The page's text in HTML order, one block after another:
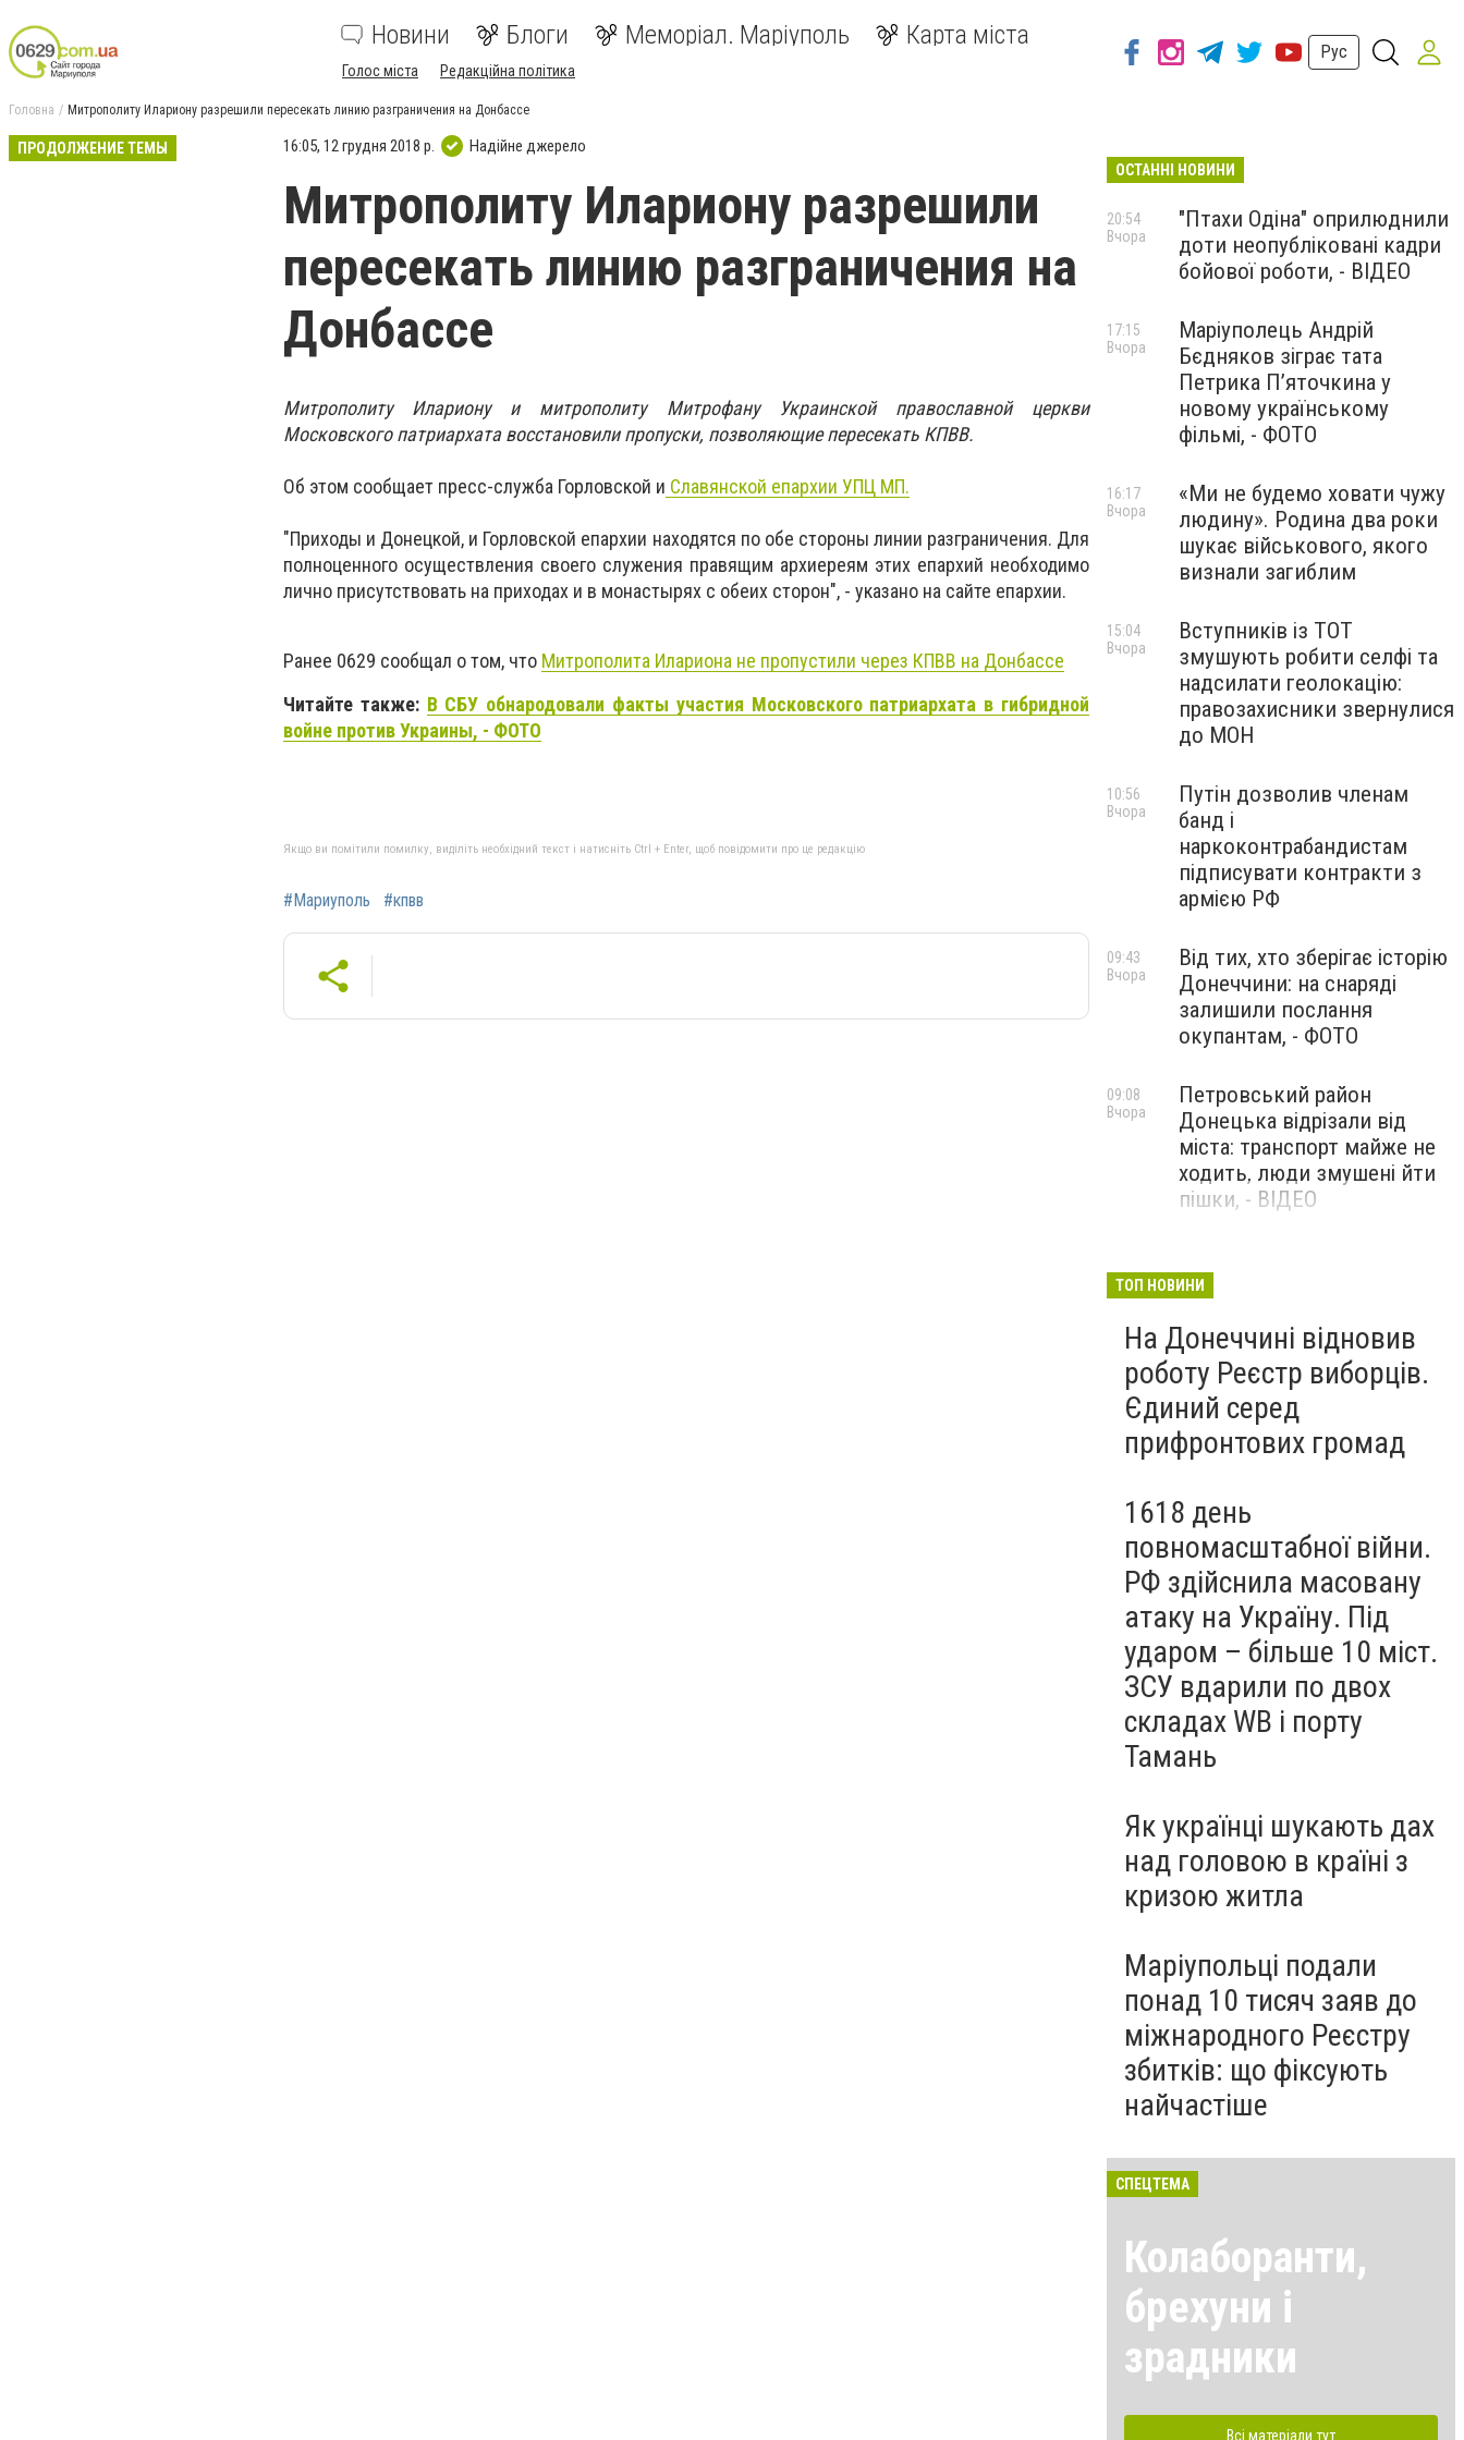
Новини Блоги Меморіал. Маріуполь Карта міста
Голос міста Редакційна політика
Рус
Головна Митрополиту Илариону разрешили пересекать линию разграничения на Донбассе
ПРОДОЛЖЕНИЕ ТЕМЫ 16:05, 12 грудня 2018 р. Надійне джерело
Митрополиту Илариону разрешили
пересекать линию разграничения на
Донбассе
Митрополиту Илариону и митрополиту Митрофану Украинской православной церкви
Московского патриархата восстановили пропуски, позволяющие пересекать КПВВ.
Об этом сообщает пресс-служба Горловской и Славянской епархии УПЦ МП.
"Приходы и Донецкой, и Горловской епархии находятся по обе стороны линии разграничения. Для
полноценного осуществления своего служения правящим архиереям этих епархий необходимо
лично присутствовать на приходах и в монастырях с обеих сторон", - указано на сайте епархии.
Ранее 0629 сообщал о том, что Митрополита Илариона не пропустили через КПВВ на Донбассе
Читайте также: В СБУ обнародовали факты участия Московского патриархата в гибридной
войне против Украины, - ФОТО
Якщо ви помітили помилку, виділіть необхідний текст і натисніть Ctrl + Enter, щоб повідомити про це редакцію
#Мариуполь #кпвв
ОСТАННІ НОВИНИ
"Птахи Одіна" оприлюднили
доти неопубліковані кадри
бойової роботи, - ВІДЕО
20:54
Вчора
Маріуполець Андрій
Бєдняков зіграє тата
Петрика П’яточкина у
новому українському
фільмі, - ФОТО
17:15
Вчора
«Ми не будемо ховати чужу
людину». Родина два роки
шукає військового, якого
визнали загиблим
16:17
Вчора
Вступників із ТОТ
змушують робити селфі та
надсилати геолокацію:
правозахисники звернулися
до МОН
15:04
Вчора
Путін дозволив членам
банд і
наркоконтрабандистам
підписувати контракти з
армією РФ
10:56
Вчора
Від тих, хто зберігає історію
Донеччини: на снаряді
залишили послання
окупантам, - ФОТО
09:43
Вчора
Петровський район
Донецька відрізали від
міста: транспорт майже не
ходить, люди змушені йти
пішки, - ВІДЕО
09:08
Вчора
війни. РФ вдарила
столиці. 15 людей загинули.
В Росії палають
енергопідстанції та
черговий WB
Вчора
ТОП НОВИНИ
На Донеччині відновив
роботу Реєстр виборців.
Єдиний серед
прифронтових громад
1618 день
повномасштабної війни.
РФ здійснила масовану
атаку на Україну. Під
ударом – більше 10 міст.
ЗСУ вдарили по двох
складах WB і порту
Тамань
Як українці шукають дах
над головою в країні з
кризою житла
Маріупольці подали
понад 10 тисяч заяв до
міжнародного Реєстру
збитків: що фіксують
найчастіше
СПЕЦТЕМА
Колаборанти,
брехуни і
зрадники
Всі матеріали тут